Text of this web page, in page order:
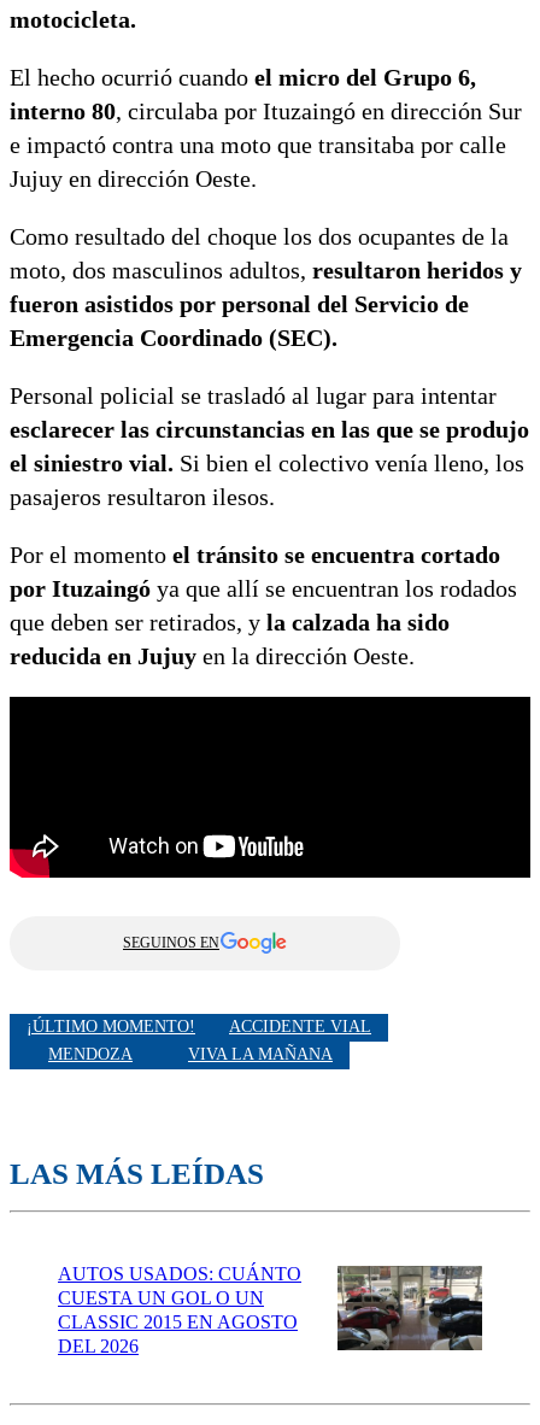
motocicleta.
El hecho ocurrió cuando el micro del Grupo 6,
interno 80, circulaba por Ituzaingó en dirección Sur
e impactó contra una moto que transitaba por calle
Jujuy en dirección Oeste.
Como resultado del choque los dos ocupantes de la
moto, dos masculinos adultos, resultaron heridos y
fueron asistidos por personal del Servicio de
Emergencia Coordinado (SEC).
Personal policial se trasladó al lugar para intentar
esclarecer las circunstancias en las que se produjo
el siniestro vial. Si bien el colectivo venía lleno, los
pasajeros resultaron ilesos.
Por el momento el tránsito se encuentra cortado
por Ituzaingó ya que allí se encuentran los rodados
que deben ser retirados, y la calzada ha sido
reducida en Jujuy en la dirección Oeste.
SEGUINOS EN
¡ÚLTIMO MOMENTO!
ACCIDENTE VIAL
MENDOZA
VIVA LA MAÑANA
LAS MÁS LEÍDAS
AUTOS USADOS: CUÁNTO
CUESTA UN GOL O UN
CLASSIC 2015 EN AGOSTO
DEL 2026